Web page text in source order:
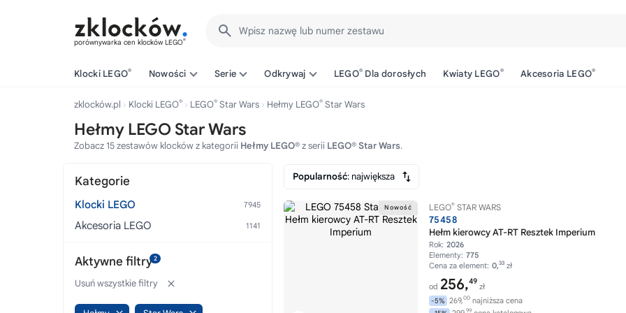
porównywarka cen klocków LEGO®
Wpisz nazwę lub numer zestawu
Klocki LEGO® Nowości Serie Odkrywaj LEGO® Dla dorosłych Kwiaty LEGO® Akcesoria LEGO®
zklocków.pl Klocki LEGO® LEGO® Star Wars Hełmy LEGO® Star Wars
Hełmy LEGO Star Wars
Zobacz 15 zestawów klocków z kategorii Hełmy LEGO®z serii LEGO® Star Wars.
Popularność: największa
LEGO® STAR WARS
75458
Hełm kierowcy AT-RT Resztek Imperium
Rok: 2026
Elementy: 775
Cena za element: 0,33 zł
od 256,49
zł
-5% 269,00 najniższa cena
99
Kategorie
Klocki LEGO
Akcesoria LEGO
Aktywne filtry2
Usuń wszystkie filtry